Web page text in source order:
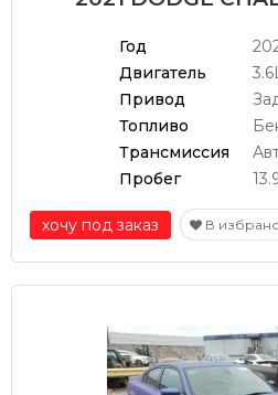
Год
Двигатель
Привод
Топливо
Трансмиссия
Пробег
хочу под заказ В